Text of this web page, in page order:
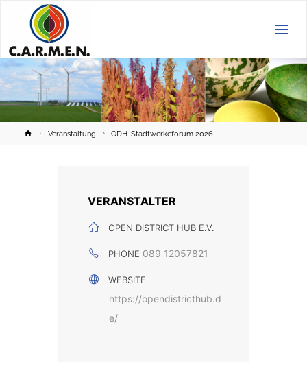
HomeVeranstaltung ODH-Stadtwerkeforum 2026
VERANSTALTER
OPEN DISTRICT HUB E.V.
PHONE 089 12057821
WEBSITE
https://opendistricthub.d
e/